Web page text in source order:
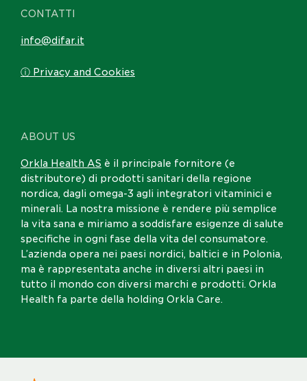
ABOUT US
Orkla Health AS è il principale fornitore (e
distributore) di prodotti sanitari della regione
nordica, dagli omega-3 agli integratori vitaminici e
minerali. La nostra missione è rendere più semplice
la vita sana e miriamo a soddisfare esigenze di salute
specifiche in ogni fase della vita del consumatore.
L’azienda opera nei paesi nordici, baltici e in Polonia,
ma è rappresentata anche in diversi altri paesi in
tutto il mondo con diversi marchi e prodotti. Orkla
Health fa parte della holding Orkla Care.
CONTATTI
info@difar.it
ⓘ Privacy and Cookies